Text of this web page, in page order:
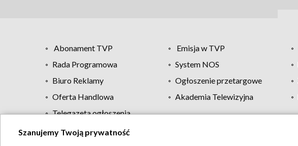
Abonament TVP Emisja w TVP
Rada Programowa
System NOS
Biuro Reklamy
Ogłoszenie przetargowe
Oferta Handlowa
Akademia Telewizyjna
Telegazeta ogłoszenia
Szanujemy Twoją prywatność